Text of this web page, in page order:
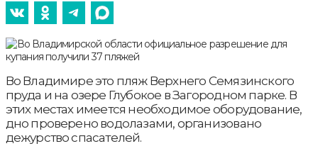
Во Владимире это пляж Верхнего Семязинского
пруда и на озере Глубокое в Загородном парке. В
этих местах имеется необходимое оборудование,
дно проверено водолазами, организовано
дежурство спасателей.